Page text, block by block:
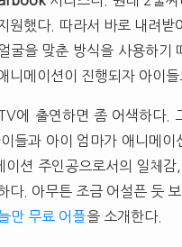
원했다. 따라서 바로 내려
굴을 맞춘 방식을 사용하기
니메이션이 진행되자 아이
에 출연하면 좀 어색하다.
들과 아이 엄마가 애니메
이션 주인공으로서의 일체
다. 아무튼 조금 어설픈 둣
만 무료 어플을 소개한다.